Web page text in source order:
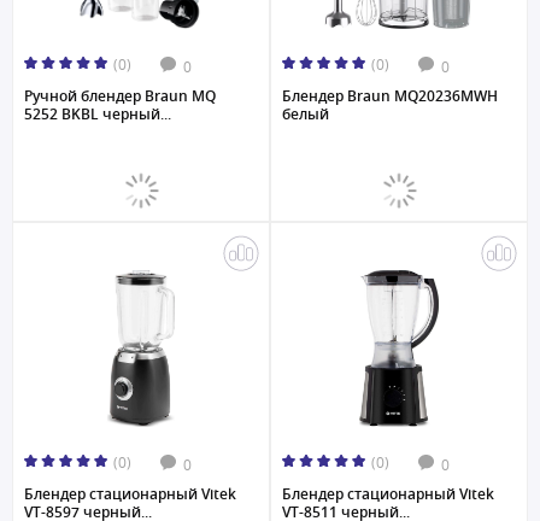
(0) 0
Ручной блендер Braun MQ
5252 BKBL черный...
(0) 0
Блендер Braun MQ20236MWH
белый
(0) 0
Блендер стационарный Vitek
VT-8597 черный...
(0) 0
Блендер стационарный Vitek
VT-8511 черный...